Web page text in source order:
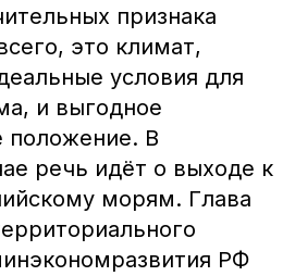
признака
это климат,
условия для
и выгодное
положение. В
речь идёт о выходе к
морям. Глава
РФ